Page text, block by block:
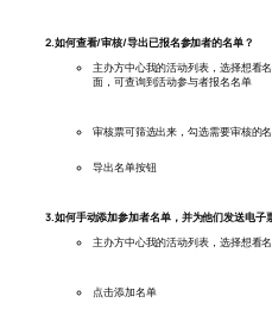
2.如何查看/审核/导出已报名参加者的名单？
主办方中心我的活动列表，选择想看
面，可查询到活动参与者报名名单
审核票可筛选出来，勾选需要审核的
导出名单按钮
3.如何手动添加参加者名单，并为他们发送电子
主办方中心我的活动列表，选择想看
点击添加名单